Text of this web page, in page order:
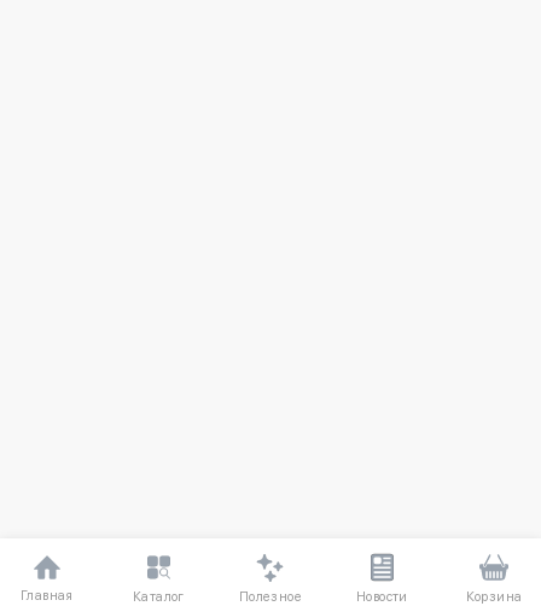
Главная Каталог Полезное Новости Корзина